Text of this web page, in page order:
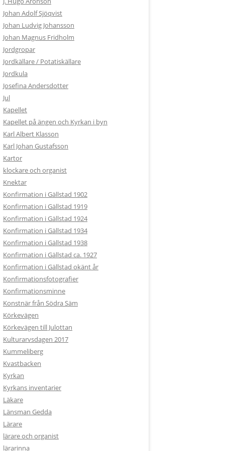
Johan Adolf Sjöqvist
Johan Ludvig Johansson
Johan Magnus Fridholm
Jordgropar
Jordkällare / Potatiskällare
Jordkula
Josefina Andersdotter
Jul
Kapellet
Kapellet på ängen och Kyrkan i byn
Karl Albert Klasson
Karl Johan Gustafsson
Kartor
klockare och organist
Knektar
Konfirmation i Gällstad 1902
Konfirmation i Gällstad 1919
Konfirmation i Gällstad 1924
Konfirmation i Gällstad 1934
Konfirmation i Gällstad 1938
Konfirmation i Gällstad ca. 1927
Konfirmation i Gällstad okänt år
Konfirmationsfotografier
Konfirmationsminne
Konstnär från Södra Säm
Körkevägen
Körkevägen till Julottan
Kulturarvsdagen 2017
Kummeliberg
Kvastbacken
Kyrkan
Kyrkans inventarier
Läkare
Länsman Gedda
Lärare
lärare och organist
lärarinna